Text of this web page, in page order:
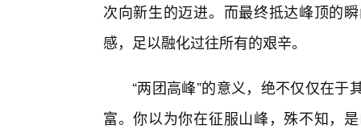
次向新生的迈进。而最终抵达峰顶的
感，足以融化过往所有的艰辛。
“两团高峰”的意义，绝不仅仅在
富。你以为你在征服山峰，殊不知，